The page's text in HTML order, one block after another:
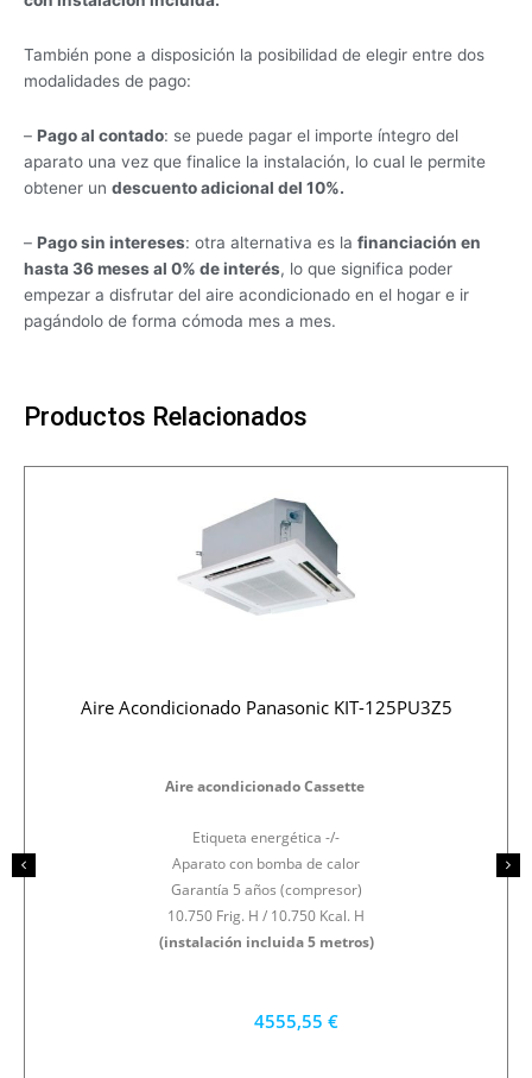
También pone a disposición la posibilidad de elegir entre dos
modalidades de pago:
– Pago al contado: se puede pagar el importe íntegro del
aparato una vez que finalice la instalación, lo cual le permite
obtener un descuento adicional del 10%.
– Pago sin intereses: otra alternativa es la financiación en
hasta 36 meses al 0% de interés, lo que significa poder
empezar a disfrutar del aire acondicionado en el hogar e ir
pagándolo de forma cómoda mes a mes.
Productos Relacionados
Aire Acondicionado Panasonic KIT-125PU3Z5
Aire acondicionado Cassette
Etiqueta energética -/-
Aparato con bomba de calor
Garantía 5 años (compresor)
10.750 Frig. H / 10.750 Kcal. H
(instalación incluida 5 metros)
4555,55 €